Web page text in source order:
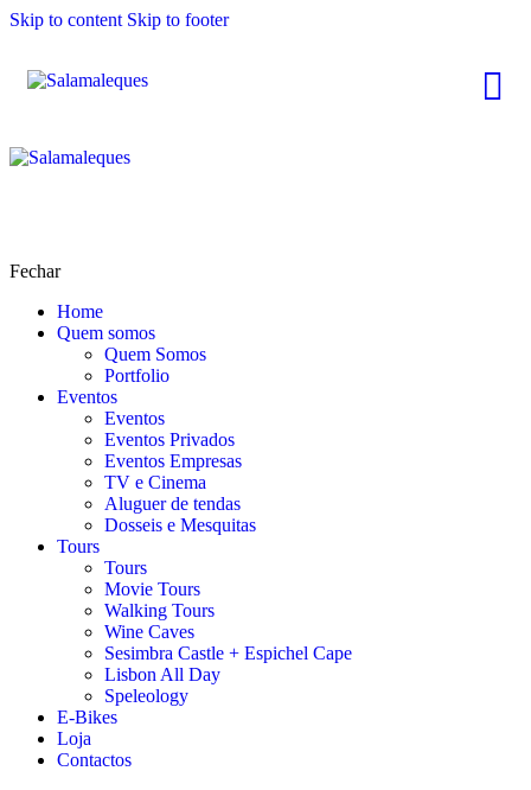
Skip to content Skip to footer
Fechar
Home
Quem somos
Quem Somos
Portfolio
Eventos
Eventos
Eventos Privados
Eventos Empresas
TV e Cinema
Aluguer de tendas
Dosseis e Mesquitas
Tours
Tours
Movie Tours
Walking Tours
Wine Caves
Sesimbra Castle + Espichel Cape
Lisbon All Day
Speleology
E-Bikes
Loja
Contactos